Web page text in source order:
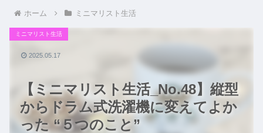
ホーム ミニマリスト生活
【ミニマリスト生活_No.48】縦型
からドラム式洗濯機に変えてよか
った “５つのこと”
ミニマリスト生活
2025.05.17